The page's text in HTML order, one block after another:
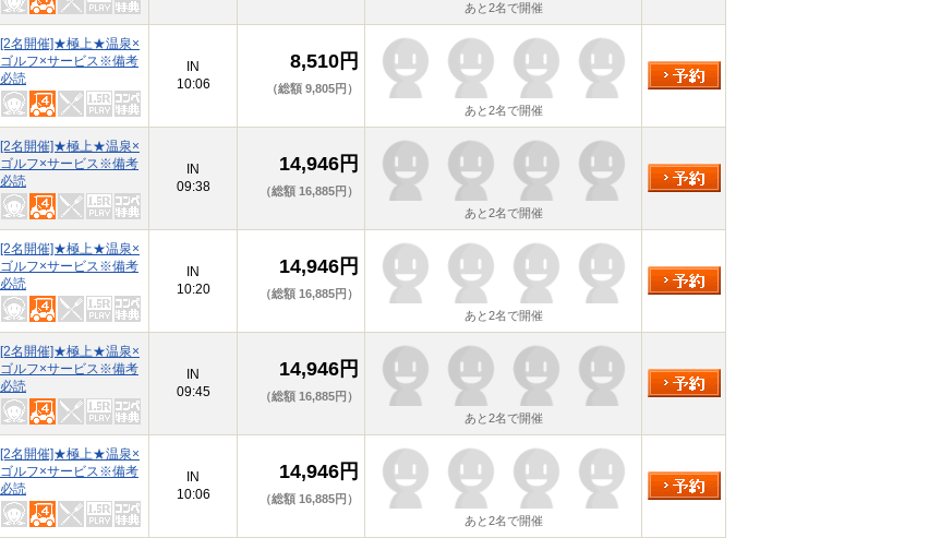
あと2名で開催
[2名開催]★極上★温泉×
ゴルフ×サービス※備考
必読
IN
10:06
8,510円
（総額 9,805円）
あと2名で開催
[2名開催]★極上★温泉×
ゴルフ×サービス※備考
必読
IN
09:38
14,946円
（総額 16,885円）
あと2名で開催
[2名開催]★極上★温泉×
ゴルフ×サービス※備考
必読
IN
10:20
14,946円
（総額 16,885円）
あと2名で開催
[2名開催]★極上★温泉×
ゴルフ×サービス※備考
必読
IN
09:45
14,946円
（総額 16,885円）
あと2名で開催
[2名開催]★極上★温泉×
ゴルフ×サービス※備考
必読
IN
10:06
14,946円
（総額 16,885円）
あと2名で開催